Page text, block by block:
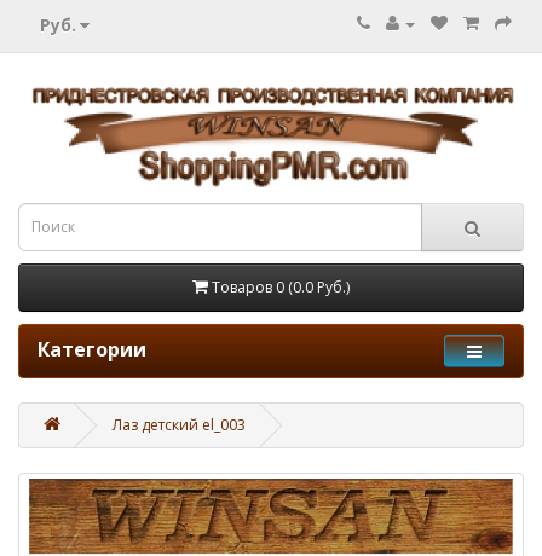
Руб.
Товаров 0 (0.0 Руб.)
Категории
Лаз детский el_003